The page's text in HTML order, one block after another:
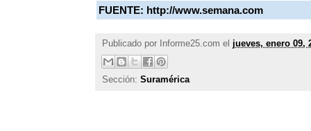
FUENTE: http://www.semana.com
Publicado por Informe25.com el jueves, enero 09,
Sección: Suramérica